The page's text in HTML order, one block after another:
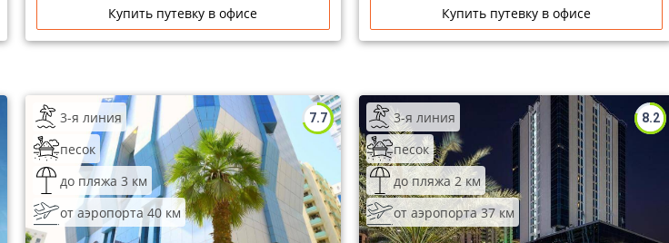
Купить путевку в офисе Купить путевку в офисе
7.7
3-я линия
песок
до пляжа 3 км
от аэропорта 40 км
8.2
3-я линия
песок
до пляжа 2 км
от аэропорта 37 км